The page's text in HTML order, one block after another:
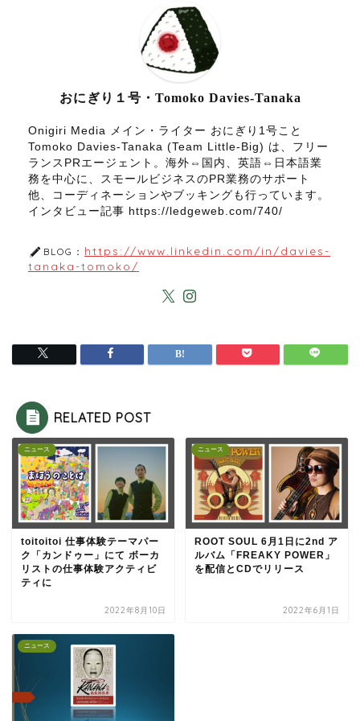
おにぎり１号・Tomoko Davies-Tanaka
Onigiri Media メイン・ライター おにぎり1号こと
Tomoko Davies-Tanaka (Team Little-Big) は、フリー
ランスPRエージェント。海外⇔国内、英語⇔日本語業
務を中心に、スモールビジネスのPR業務のサポート
他、コーディネーションやブッキングも行っています。
インタビュー記事 https://ledgeweb.com/740/
BLOG： https://www.linkedin.com/in/davies-
tanaka-tomoko/
RELATED POST
ニュース
toitoitoi 仕事体験テーマパー
ク「カンドゥー」にて ボーカ
リストの仕事体験アクティビ
ティに
2022年8月10日
ニュース
ROOT SOUL 6月1日に2nd ア
ルバム「FREAKY POWER」
を配信とCDでリリース
2022年6月1日
ニュース